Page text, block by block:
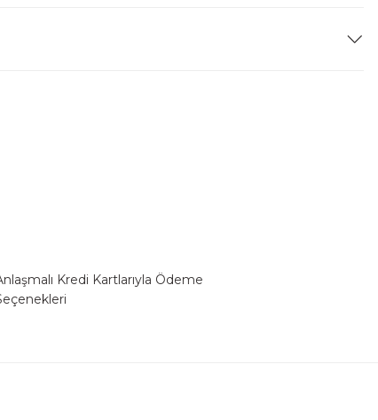
Kredi Kartlarıyla Ödeme